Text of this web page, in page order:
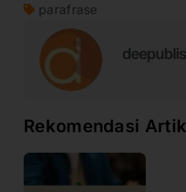
parafrase
Rekomendasi